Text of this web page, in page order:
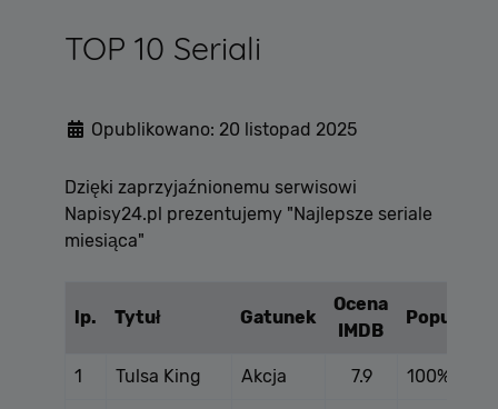
TOP 10 Seriali
Opublikowano: 20 listopad 2025
Dzięki zaprzyjaźnionemu serwisowi
Napisy24.pl prezentujemy "Najlepsze seriale
miesiąca"
lp. Tytuł Gatunek
Ocena
IMDB
1 Tulsa King Akcja 7.9 100%